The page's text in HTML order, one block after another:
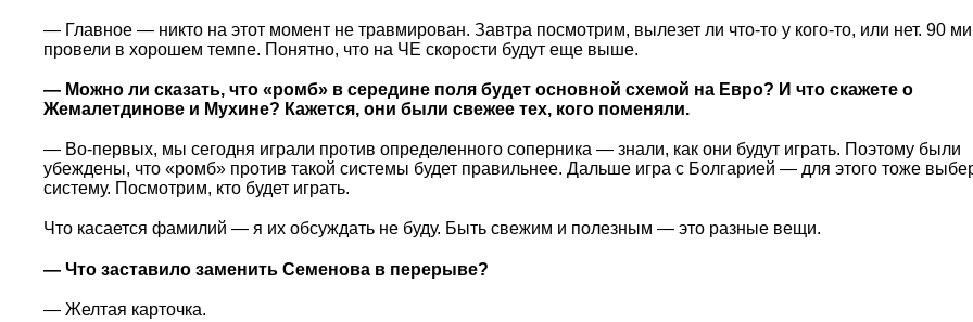
— Главное — никто на этот момент не травмирован. Завтра посмотрим, вылезет ли что-то у кого-то, или нет. 90
провели в хорошем темпе. Понятно, что на ЧЕ скорости будут еще выше.
— Можно ли сказать, что «ромб» в середине поля будет основной схемой на Евро? И что скажете о
Жемалетдинове и Мухине? Кажется, они были свежее тех, кого поменяли.
— Во-первых, мы сегодня играли против определенного соперника — знали, как они будут играть. Поэтому были
убеждены, что «ромб» против такой системы будет правильнее. Дальше игра с Болгарией — для этого тоже
систему. Посмотрим, кто будет играть.
Что касается фамилий — я их обсуждать не буду. Быть свежим и полезным — это разные вещи.
— Что заставило заменить Семенова в перерыве?
— Желтая карточка.